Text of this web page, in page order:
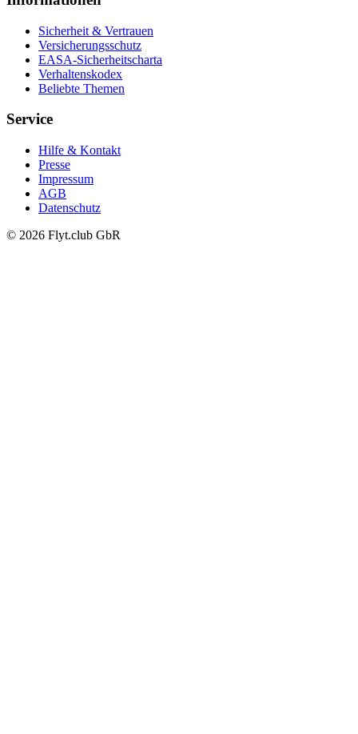
Sicherheit & Vertrauen
Versicherungsschutz
EASA-Sicherheitscharta
Verhaltenskodex
Beliebte Themen
Service
Hilfe & Kontakt
Presse
Impressum
AGB
Datenschutz
© 2026 Flyt.club GbR